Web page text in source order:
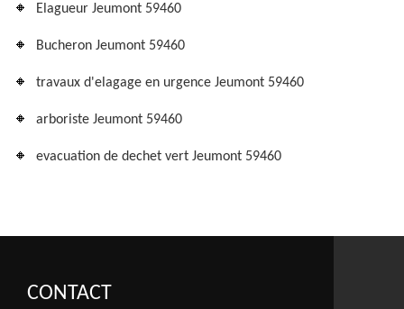
Elagueur Jeumont 59460
Bucheron Jeumont 59460
travaux d'elagage en urgence Jeumont 59460
arboriste Jeumont 59460
evacuation de dechet vert Jeumont 59460
CONTACT